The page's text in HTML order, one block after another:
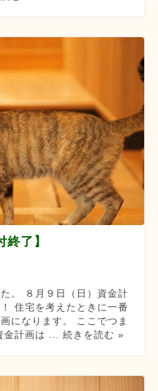
了】
。 ８月９日（日）資金計
住宅を考えたときに一番
になります。 ここでつま
金計画は ... 続きを読む »